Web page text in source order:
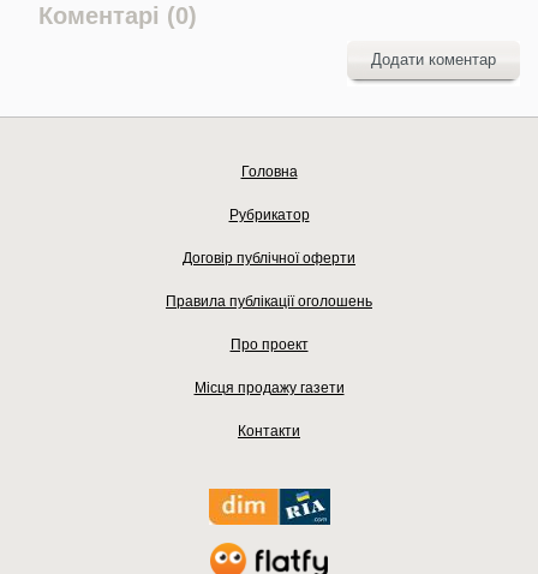
Коментарі (0)
Додати коментар
Головна
Рубрикатор
Договір публічної оферти
Правила публікації оголошень
Про проект
Місця продажу газети
Контакти